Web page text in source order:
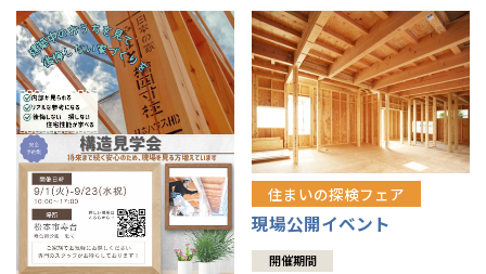
住まいの探検フェア
現場公開イベント
開催期間